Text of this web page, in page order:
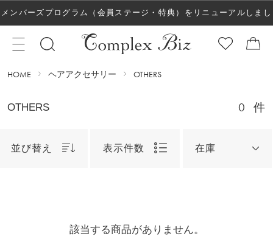
メンバーズプログラム（会員ステージ・特典）をリニューアルしまし
た！
HOME ヘアアクセサリー OTHERS
OTHERS 0 件
並び替え 表示件数 在庫
該当する商品がありません。